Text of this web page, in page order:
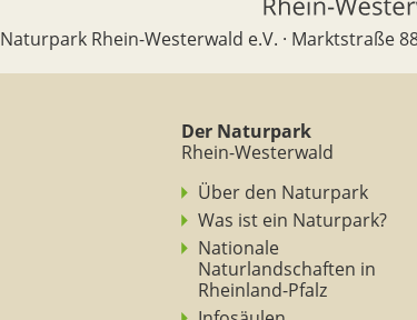
Naturpark Rhein-Westerwald e.V. · Marktstraße
Der Naturpark
Rhein-Westerwald
Über den Naturpark
Was ist ein Naturpark?
Nationale
Naturlandschaften in
Rheinland-Pfalz